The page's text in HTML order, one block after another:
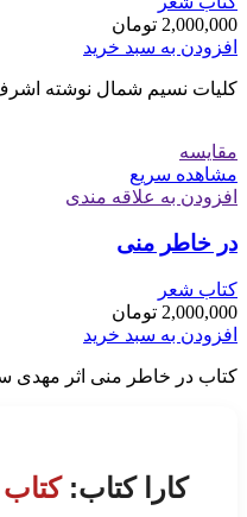
2,000,000 تومان
افزودن به سبد خرید
کلیات نسیم شمال نوشته
مقایسه
مشاهده سریع
افزودن به علاقه مندی
در خاطر منی
کتاب شعر
2,000,000 تومان
افزودن به سبد خرید
کتاب در خاطر منی اثر مهدی
کارا کتاب:کتاب